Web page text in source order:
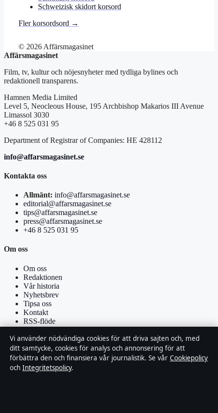
Schweizisk skidort korsord
Fler korsordsord →
© 2026 Affärsmagasinet
Affärsmagasinet
Film, tv, kultur och nöjesnyheter med tydliga bylines och
redaktionell transparens.
Hamnen Media Limited
Level 5, Neocleous House, 195 Archbishop Makarios III Avenue
Limassol 3030
+46 8 525 031 95
Department of Registrar of Companies: HE 428112
info@affarsmagasinet.se
Kontakta oss
Allmänt: info@affarsmagasinet.se
editorial@affarsmagasinet.se
tips@affarsmagasinet.se
press@affarsmagasinet.se
+46 8 525 031 95
Om oss
Om oss
Redaktionen
Vår historia
Nyhetsbrev
Tipsa oss
Kontakt
RSS-flöde
Förtroende & standarder
Källor & standarder
Redaktionell policy
Vi använder nödvändiga cookies för att driva sajten och, med
ditt samtycke, cookies för analys och annonsering för att
förbättra den och finansiera vår journalistik. Se vår Cookiepolicy
och Integritetspolicy.